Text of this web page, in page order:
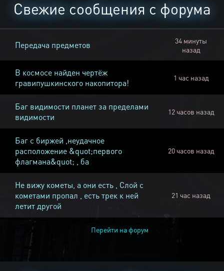
Свежие сообщения с форума
Передача предметов
34 минуты
назад
В космосе найден чертёж
гравипушкинского накопитора!
1 час назад
Баг видимости планет за пределами
видимости
12 часов назад
Баг с биржей ,неудачное
расположение &quot;первого
флагмана&quot; , ба
20 часов назад
Не вижу кометы, а они есть , Слой с
кометами пропал , есть трек к ней
летит другой
21 час назад
Перейти на форум